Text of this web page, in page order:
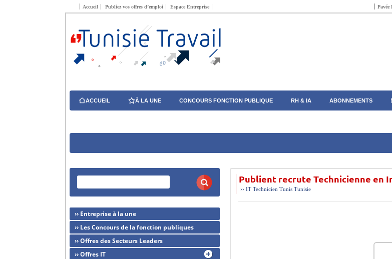
Accueil Publiez vos offres d’emploi Espace Entreprise Pavée
ACCUEIL À LA UNE CONCOURS FONCTION PUBLIQUE RH & IA ABONNEMENTS
Publient recrute Technicienne en
›› IT Technicien Tunis Tunisie
›› Entreprise à la une
›› Les Concours de la fonction publiques
›› Offres des Secteurs Leaders
›› Offres IT